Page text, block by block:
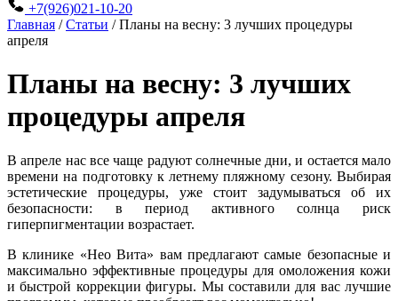
+7(926)021-10-20
Главная /Статьи /Планы на весну: 3 лучших процедуры
апреля
Планы на весну: 3 лучших
процедуры апреля
В апреле нас все чаще радуют солнечные дни, и остается мало
времени на подготовку к летнему пляжному сезону. Выбирая
эстетические процедуры, уже стоит задумываться об их
безопасности: в период активного солнца риск
гиперпигментации возрастает.
В клинике «Нео Вита» вам предлагают самые безопасные и
максимально эффективные процедуры для омоложения кожи
и быстрой коррекции фигуры. Мы составили для вас лучшие